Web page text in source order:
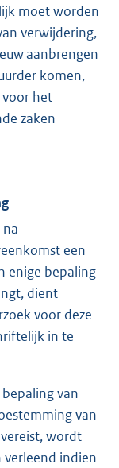
moet worden
verwijdering,
aanbrengen
komen,
voor het
zaken
een
enige bepaling
dient
voor deze
in te
van
van
wordt
verleend indien